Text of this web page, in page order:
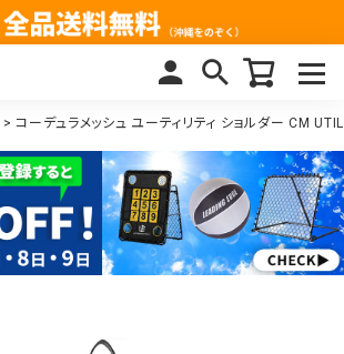
コーデュラメッシュ ユーティリティ ショルダー CM